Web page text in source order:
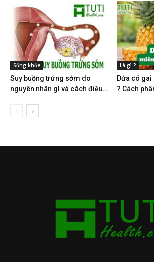
Sống khỏe
Suy buồng trứng sớm do
nguyên nhân gì và cách điều...
Là gì ?
Dứa có gai
? Cách